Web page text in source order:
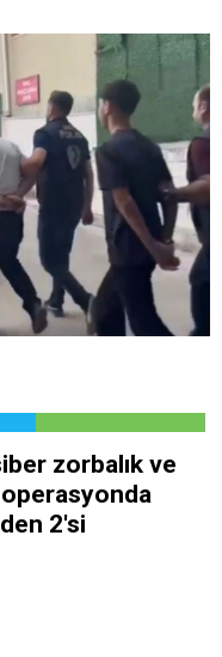
zorbalık ve
2'si